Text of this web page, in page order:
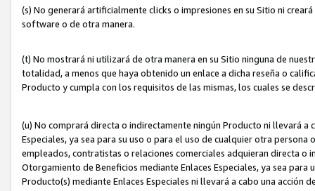
(s) No generará artificialmente clicks o impresiones en su Sitio ni
software o de otra manera.
(t) No mostrará ni utilizará de otra manera en su Sitio ninguna de
totalidad, a menos que haya obtenido un enlace a dicha reseña o
Producto y cumpla con los requisitos de las mismas, los cuales se
(u) No comprará directa o indirectamente ningún Producto ni llevará a
Especiales, ya sea para su uso o para el uso de cualquier otra
empleados, contratistas o relaciones comerciales adquieran directa o
Otorgamiento de Beneficios mediante Enlaces Especiales, ya sea
Producto(s) mediante Enlaces Especiales ni llevará a cabo una